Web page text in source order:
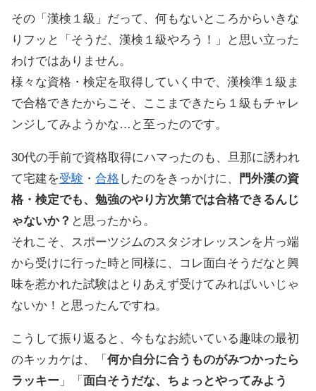
その「漢検１級」だって、何もないところからいきな
りフッと「そうだ、漢検１級やろう！」と思い立った
わけではありません。
様々な資格・検定を取得していく中で、漢検準１級ま
で合格できたからこそ、ここまできたら１級もチャレ
ンジしてみようかな…と至ったのです。
30代の手前で資格取得にハマったのも、旦那に誘われ
て宅建を受験 ・ 合格 したのをきっかけに、
門外漢の資
格・検定でも、勉強のやり方次第では合格できるんじ
ゃないか？ と思ったから。
それこそ、スポーツジムのスタジオレッスンを片っ端
から受けに行った時と同様に、コレ面白そうだなと興
味を惹かれた試験はとりあえず受けてみればいいじゃ
ないか！と思ったんですね。
こうして振り返ると、今もなお続いている趣味の最初
のキッカケは、「 何か自分に合うものがみつかったら
ラッキー 」「 面白そうだな、ちょっとやってみよう